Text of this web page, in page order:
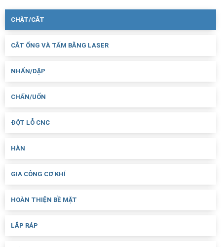
CHẶT/CẮT
CẮT ỐNG VÀ TẤM BẰNG LASER
NHẤN/DẬP
CHẤN/UỐN
ĐỘT LỖ CNC
HÀN
GIA CÔNG CƠ KHÍ
HOÀN THIỆN BỀ MẶT
LẮP RÁP